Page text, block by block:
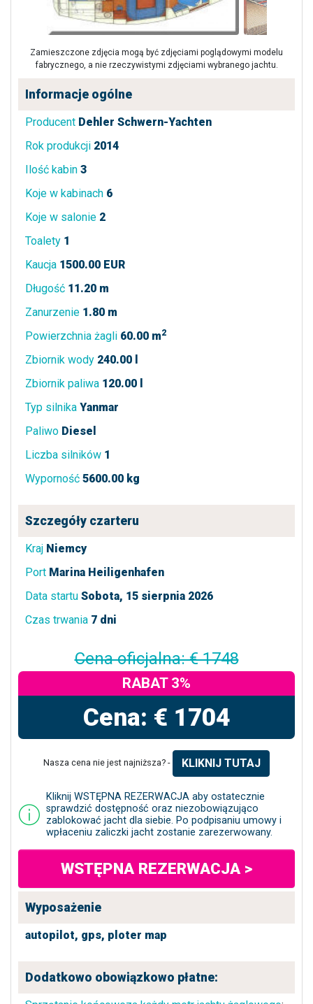
Zamieszczone zdjęcia mogą być zdjęciami poglądowymi modelu
fabrycznego, a nie rzeczywistymi zdjęciami wybranego jachtu.
Informacje ogólne
Producent Dehler Schwern-Yachten
Rok produkcji 2014
Ilość kabin 3
Koje w kabinach 6
Koje w salonie 2
Toalety 1
Kaucja 1500.00 EUR
Długość 11.20 m
Zanurzenie 1.80 m
Powierzchnia żagli 60.00 m2
Zbiornik wody 240.00 l
Zbiornik paliwa 120.00 l
Typ silnika Yanmar
Paliwo Diesel
Liczba silników 1
Wyporność 5600.00 kg
Szczegóły czarteru
Kraj Niemcy
Port Marina Heiligenhafen
Data startu Sobota, 15 sierpnia 2026
Czas trwania 7 dni
Cena oficjalna: € 1748
RABAT 3%
Cena: € 1704
Nasza cena nie jest najniższa? - KLIKNIJ TUTAJ
Kliknij WSTĘPNA REZERWACJA aby ostatecznie
sprawdzić dostępność oraz niezobowiązująco
zablokować jacht dla siebie. Po podpisaniu umowy i
wpłaceniu zaliczki jacht zostanie zarezerwowany.
WSTĘPNA REZERWACJA >
Wyposażenie
autopilot, gps, ploter map
Dodatkowo obowiązkowo płatne: